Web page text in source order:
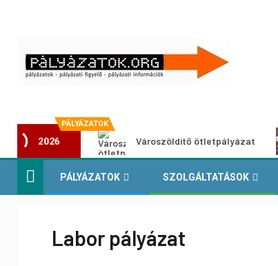
PÁLYÁZATOK
2026 Városzöldítő ötletpályázat
PÁLYÁZATOK SZOLGÁLTATÁSOK
Labor pályázat